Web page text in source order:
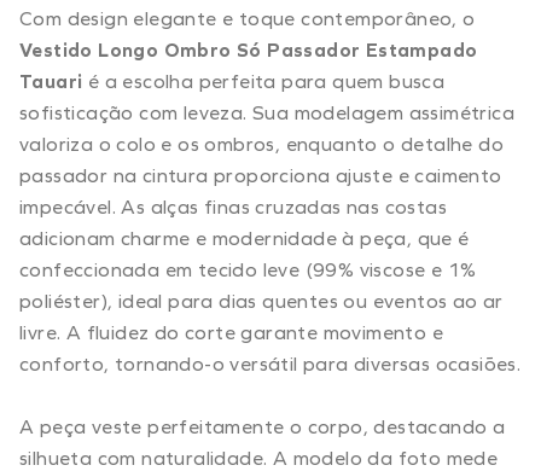
Com design elegante e toque contemporâneo, o
Vestido Longo Ombro Só Passador Estampado
Tauari é a escolha perfeita para quem busca
sofisticação com leveza. Sua modelagem assimétrica
valoriza o colo e os ombros, enquanto o detalhe do
passador na cintura proporciona ajuste e caimento
impecável. As alças finas cruzadas nas costas
adicionam charme e modernidade à peça, que é
confeccionada em tecido leve (99% viscose e 1%
poliéster), ideal para dias quentes ou eventos ao ar
livre. A fluidez do corte garante movimento e
conforto, tornando-o versátil para diversas ocasiões.
A peça veste perfeitamente o corpo, destacando a
silhueta com naturalidade. A modelo da foto mede